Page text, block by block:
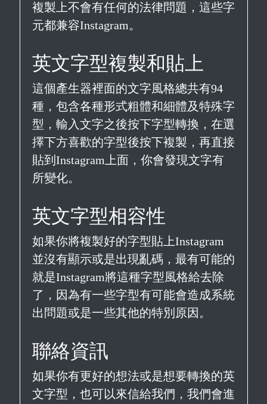
複製上不會有任何的法律問題，這些字
元都兼容Instagram。
英文字型複製和貼上
這個產生器裡面的文字風格總共有94
種，包含各種形式粗體和細體及特殊字
型，輸入文字之後按下字型轉換，在選
擇下方喜歡的字型後按下複製，再直接
貼到Instagram上面，你會發現文字有
所變化。
英文字型相容性
如果你將複製好的字型貼上Instagram
並沒有顯示或是出現亂碼，最有可能的
就是Instagram將這種字型風格給去除
了，因為有一些字型有可能會造成系統
出問題或是一些其他的特別原因。
聯絡資訊
如果你有更好的想法或是想要轉換的英
文字型，也可以來信給我們，我們會進